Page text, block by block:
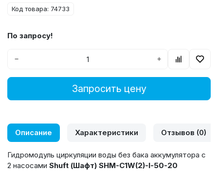
Код товара: 74733
По запросу!
− +
Запросить цену
Описание Характеристики Отзывов (0)
Гидромодуль циркуляции воды без бака аккумулятора с
2 насосами Shuft (Шафт) SHM-C1W(2)-I-50-20